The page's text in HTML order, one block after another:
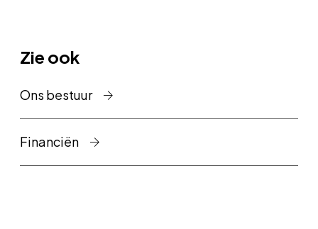
Zie ook
Ons bestuur
Financiën